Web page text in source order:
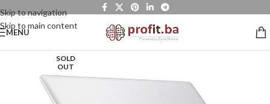
Skip to navigation
Skip to main content
MENU
SOLD
OUT